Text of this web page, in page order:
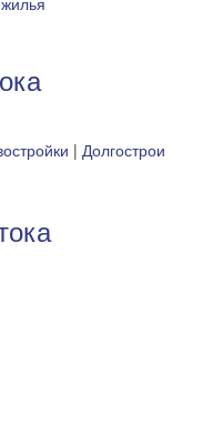
| Долгострои